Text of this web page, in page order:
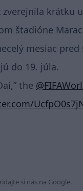
krátku
štadióne
mesiac
do 19. júla.
the
si nás na Google.